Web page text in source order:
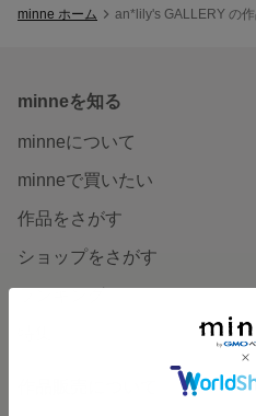
minne ホーム an*lily's GALLERY の
minneを知る
minneについて
minneで買いたい
作品をさがす
ショップをさがす